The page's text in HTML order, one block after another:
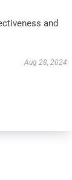
and
Aug 28, 2024